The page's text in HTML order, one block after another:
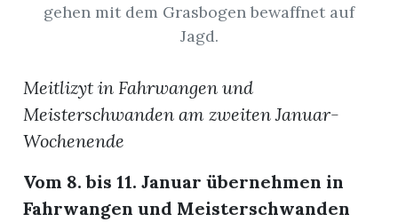
gehen mit dem Grasbogen bewaffnet auf
Jagd.
Meitlizyt in Fahrwangen und
Meisterschwanden am zweiten Januar-
Wochenende
Vom 8. bis 11. Januar übernehmen in
Fahrwangen und Meisterschwanden